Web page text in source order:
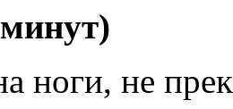
ноги, не